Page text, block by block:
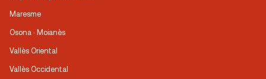
Maresme
Osona · Moianès
Vallès Oriental
Vallès Occidental